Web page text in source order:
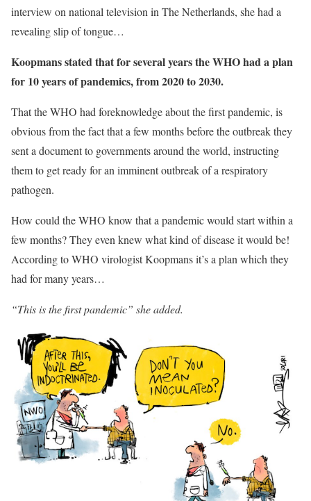
interview on national television in The Netherlands, she had a
revealing slip of tongue…
Koopmans stated that for several years the WHO had a plan
for 10 years of pandemics, from 2020 to 2030.
That the WHO had foreknowledge about the first pandemic, is
obvious from the fact that a few months before the outbreak they
sent a document to governments around the world, instructing
them to get ready for an imminent outbreak of a respiratory
pathogen.
How could the WHO know that a pandemic would start within a
few months? They even knew what kind of disease it would be!
According to WHO virologist Koopmans it’s a plan which they
had for many years…
“This is the first pandemic” she added.